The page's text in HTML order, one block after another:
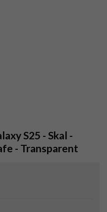
S25 - Skal -
- Transparent